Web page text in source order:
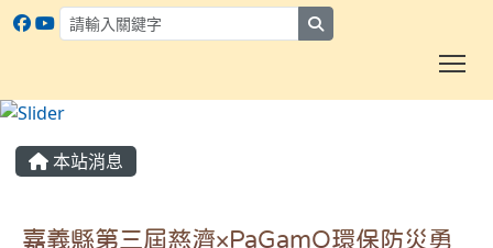
本站消息
嘉義縣第三屆慈濟×PaGamO環保防災勇